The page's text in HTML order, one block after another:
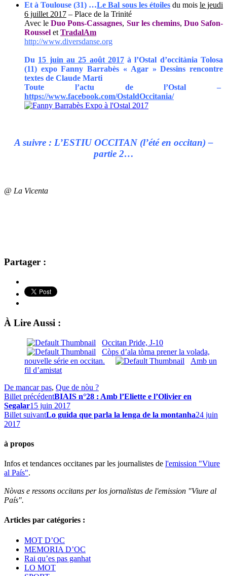
Et à Toulouse (31) …Le Bal sous les étoiles du mois le jeudi
6 juillet 2017 – Place de la Trinité
Avec leDuo Pons-Cassagnes, Sur les chemins, Duo Safon-
Roussel et TradalAm
http://www.diversdanse.org
Du 15 juin au 25 août 2017à l’Ostal d’occitània Tolosa
(11) expo Fanny Barrabès « Agar » Dessins rencontre
textes de Claude Marti
Toute l’actu de l’Ostal –
https://www.facebook.com/OstaldOccitania/
A suivre : L’ESTIU OCCITAN (l’été en occitan) –
partie 2…
@ La Vicenta
Partager :
À Lire Aussi :
Occitan Pride, J-10
Còps d’ala tòrna prener la volada,
nouvelle série en occitan.
Amb un
fil d’amistat
De mancar pas, Que de nòu ?
Billet précédentBIAIS n°28 : Amb l’Eliette e l’Olivier en
Segalar15 juin 2017
Billet suivantLo guida que parla la lenga de la montanha24 juin
2017
à propos
Infos et tendances occitanes par les journalistes de l'emission "Viure
al País".
Nòvas e ressons occitans per los jornalistas de l'emission "Viure al
País".
Articles par catégories :
MOT D’OC
MEMORIA D’OC
Rai qu’es pas ganhat
LO MOT